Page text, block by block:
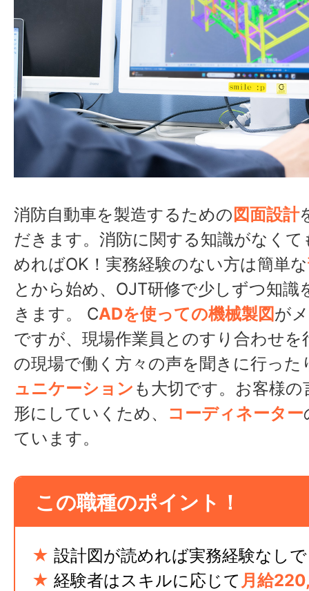
消防自動車を製造するための 図面設計
だきます。消防に関する知識がなくて
めればOK！実務経験のない方は簡単な
とから始め、OJT研修で少しずつ知識
きます。 CADを使っての機械製図が
ですが、現場作業員とのすり合わせを
の現場で働く方々の声を聞きに行った
ュニケーション も大切です。お客様
形にしていくため、
コーディネーター
ています。
この職種のポイント！
★ 設計図が読めれば実務経験なし
★ 経験者はスキルに応じて 月給